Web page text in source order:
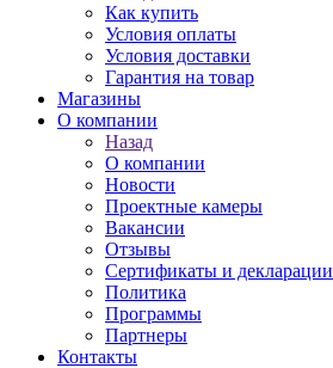
Как купить
Условия оплаты
Условия доставки
Гарантия на товар
Магазины
О компании
Назад
О компании
Новости
Проектные камеры
Вакансии
Отзывы
Сертификаты и декларации
Политика
Программы
Партнеры
Контакты